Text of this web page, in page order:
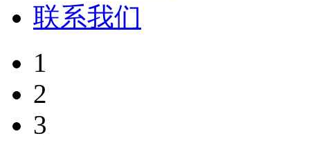
联系我们
1
2
3